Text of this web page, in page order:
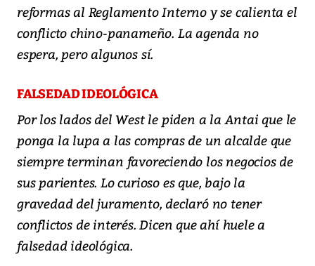
reformas al Reglamento Interno y se calienta el
conflicto chino-panameño. La agenda no
espera, pero algunos sí.
FALSEDAD IDEOLÓGICA
Por los lados del West le piden a la Antai que le
ponga la lupa a las compras de un alcalde que
siempre terminan favoreciendo los negocios de
sus parientes. Lo curioso es que, bajo la
gravedad del juramento, declaró no tener
conflictos de interés. Dicen que ahí huele a
falsedad ideológica.